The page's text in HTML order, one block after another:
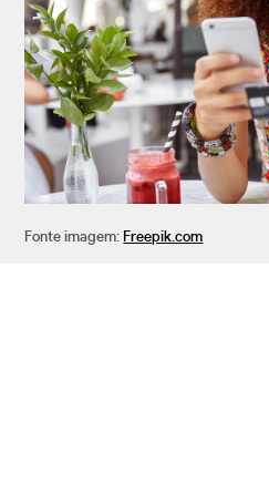
Fonte imagem: Freepik.com